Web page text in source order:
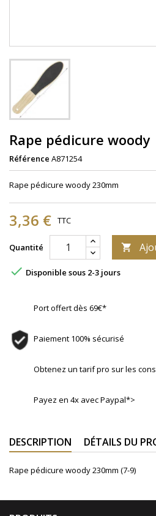
Rape pédicure woody
Référence A871254
Rape pédicure woody 230mm
3,36 € TTC
Quantité 
 Disponible sous 2-3 jours
Port offert dès 69€*
Paiement 100% sécurisé
Obtenez un tarif pro sur les
Payez en 4x avec Paypal*>
DESCRIPTION DÉTAILS DU
Rape pédicure woody 230mm (7-9)